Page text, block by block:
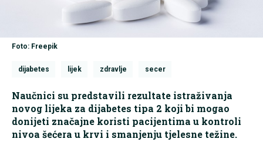
Foto: Freepik
dijabetes lijek zdravlje secer
Naučnici su predstavili rezultate istraživanja
novog lijeka za dijabetes tipa 2 koji bi mogao
donijeti značajne koristi pacijentima u kontroli
nivoa šećera u krvi i smanjenju tjelesne težine.